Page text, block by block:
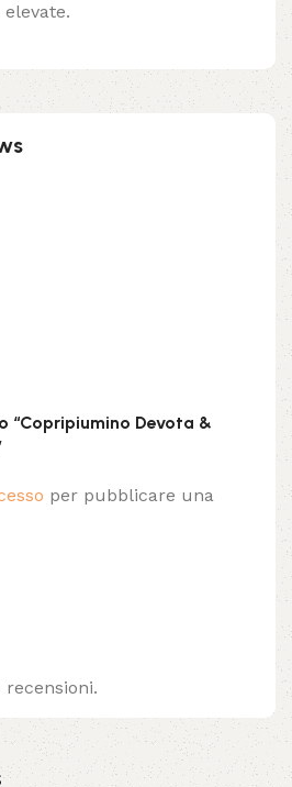
recensioni.
“Copripiumino Devota &
per pubblicare una